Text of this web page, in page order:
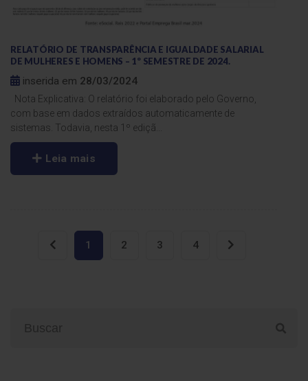
RELATÓRIO DE TRANSPARÊNCIA E IGUALDADE SALARIAL
DE MULHERES E HOMENS – 1º SEMESTRE DE 2024.
inserida em 28/03/2024
Nota Explicativa: O relatório foi elaborado pelo Governo,
com base em dados extraídos automaticamente de
sistemas. Todavia, nesta 1º ediçã...
Leia mais
1 (atual)2 3 4